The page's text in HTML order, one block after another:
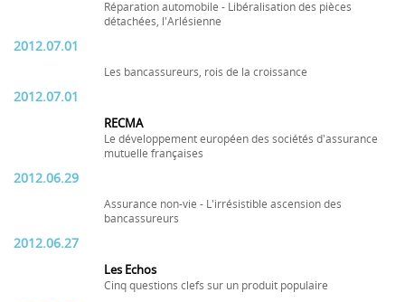
Réparation automobile - Libéralisation des pièces
détachées, l'Arlésienne
2012.07.01
Les bancassureurs, rois de la croissance
2012.07.01
RECMA
Le développement européen des sociétés d'assurance
mutuelle françaises
2012.06.29
Assurance non-vie - L'irrésistible ascension des
bancassureurs
2012.06.27
Les Echos
Cinq questions clefs sur un produit populaire